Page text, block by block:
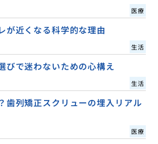
医療
が近くなる科学的な理由
生活
びで迷わないための心構え
生活
歯列矯正スクリューの埋入リアル
医療